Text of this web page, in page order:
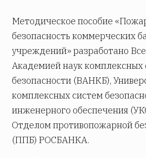
Методическое пособие
безопасность коммерческих
учреждений» разработано
Академией наук комплексных
безопасности (ВАНКБ),
комплексных систем
инженерного обеспечения
Отделом противопожарной
(ППБ) РОСБАНКА.